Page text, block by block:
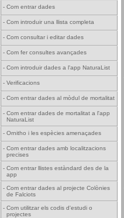
- Com entrar dades
- Com introduir una llista completa
- Com consultar i editar dades
- Com fer consultes avançades
- Com introduir dades a l'app NaturaList
- Verificacions
- Com entrar dades al mòdul de mortalitat
- Com entrar dades de mortalitat a l'app
NaturaList
- Ornitho i les espècies amenaçades
- Com entrar dades amb localitzacions
precises
- Com entrar llistes estàndard des de la
app
- Com entrar dades al projecte Colònies
de Falciots
- Com utilitzar els codis d'estudi o
projectes